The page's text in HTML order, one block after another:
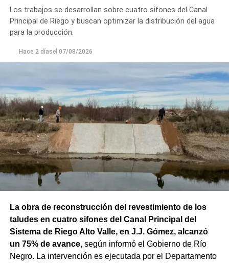
Los trabajos se desarrollan sobre cuatro sifones del Canal
Principal de Riego y buscan optimizar la distribución del agua
para la producción.
Hace 2 díasel 07/08/2026
La obra de reconstrucción del revestimiento de los
taludes en cuatro sifones del Canal Principal del
Sistema de Riego Alto Valle, en J.J. Gómez, alcanzó
un 75% de avance, según informó el Gobierno de Río
Negro. La intervención es ejecutada por el Departamento